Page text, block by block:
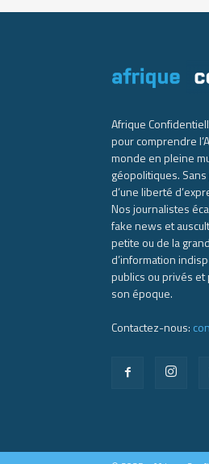
Afrique
pour comprendre
monde en pleine
géopolitiques.
d’une liberté
Nos journalistes
fake news et
petite ou de la
d’information
publics ou privés
son époque.
Contactez-nous: